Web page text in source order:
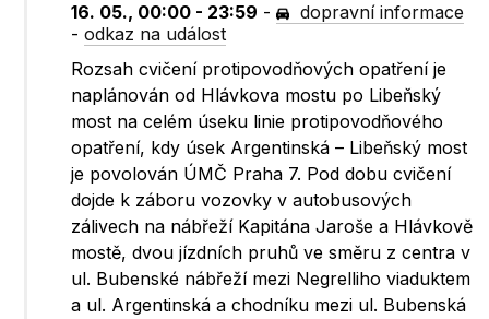
16. 05., 00:00 - 23:59 -
dopravní informace
-odkaz na událost
Rozsah cvičení protipovodňových opatření je
naplánován od Hlávkova mostu po Libeňský
most na celém úseku linie protipovodňového
opatření, kdy úsek Argentinská – Libeňský most
je povolován ÚMČ Praha 7. Pod dobu cvičení
dojde k záboru vozovky v autobusových
zálivech na nábřeží Kapitána Jaroše a Hlávkově
mostě, dvou jízdních pruhů ve směru z centra v
ul. Bubenské nábřeží mezi Negrelliho viaduktem
a ul. Argentinská a chodníku mezi ul. Bubenská